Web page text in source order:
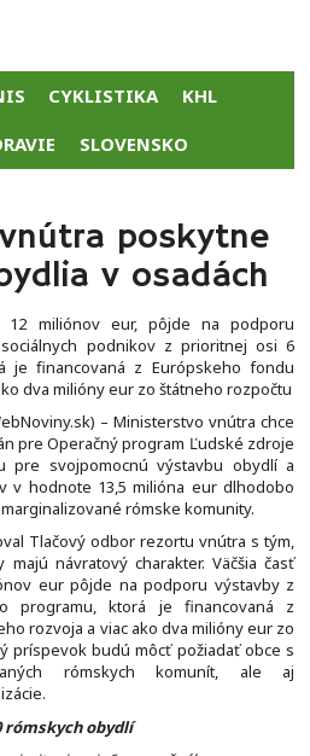
CYKLISTIKA KHL
SLOVENSKO
poskytne
v osadách
12 miliónov eur, pôjde na podporu
podnikov z prioritnej osi 6
je financovaná z Európskeho fondu
dva milióny eur zo štátneho rozpočtu
– Ministerstvo vnútra chce
pre Operačný program Ľudské zdroje
pre svojpomocnú výstavbu obydlí a
v hodnote 13,5 milióna eur dlhodobo
rómske komunity.
Tlačový odbor rezortu vnútra s tým,
návratový charakter. Väčšia časť
eur pôjde na podporu výstavby z
programu, ktorá je financovaná z
rozvoja a viac ako dva milióny eur zo
príspevok budú môcť požiadať obce s
rómskych komunít, ale aj
rómskych obydlí